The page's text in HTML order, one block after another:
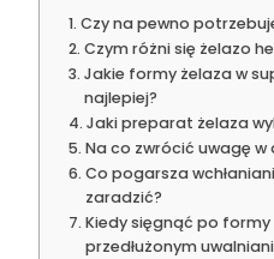
Czy na pewno
Czym różni się żelazo
Jakie formy żelaza w
najlepiej?
Jaki preparat żelaza
Na co zwrócić uwagę w
Co pogarsza
zaradzić?
Kiedy sięgnąć po formy
przedłużonym